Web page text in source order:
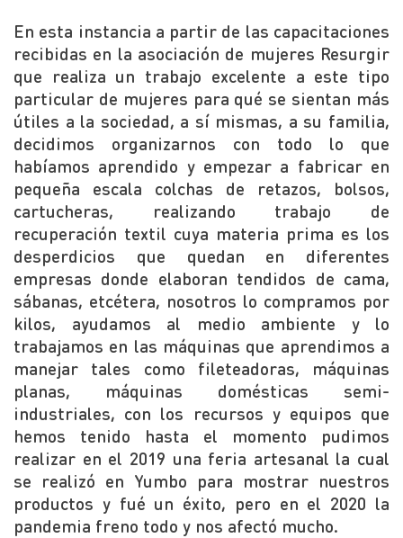
En esta instancia a partir de las capacitaciones
recibidas en la asociación de mujeres Resurgir
que realiza un trabajo excelente a este tipo
particular de mujeres para qué se sientan más
útiles a la sociedad, a sí mismas, a su familia,
decidimos organizarnos con todo lo que
habíamos aprendido y empezar a fabricar en
pequeña escala colchas de retazos, bolsos,
cartucheras, realizando trabajo de
recuperación textil cuya materia prima es los
desperdicios que quedan en diferentes
empresas donde elaboran tendidos de cama,
sábanas, etcétera, nosotros lo compramos por
kilos, ayudamos al medio ambiente y lo
trabajamos en las máquinas que aprendimos a
manejar tales como fileteadoras, máquinas
planas, máquinas domésticas semi-
industriales, con los recursos y equipos que
hemos tenido hasta el momento pudimos
realizar en el 2019 una feria artesanal la cual
se realizó en Yumbo para mostrar nuestros
productos y fué un éxito, pero en el 2020 la
pandemia freno todo y nos afectó mucho.